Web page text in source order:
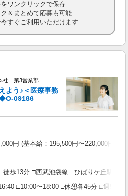
ワンクリックで保存
＆まとめて応募も可能
すぐご利用いただけます
社 第3営業部
よう♪＜医療事務
09186
円 (基本給：195,500円〜220,000
歩13分 □西武池袋線 ひばりケ丘駅 車7
□10:00〜18:00 □休憩各45分 □週5日/